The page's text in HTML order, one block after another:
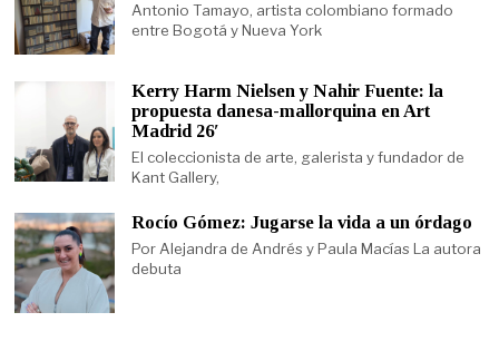
Antonio Tamayo, artista colombiano formado
entre Bogotá y Nueva York
Kerry Harm Nielsen y Nahir Fuente: la
propuesta danesa-mallorquina en Art
Madrid 26′
El coleccionista de arte, galerista y fundador de
Kant Gallery,
Rocío Gómez: Jugarse la vida a un órdago
Por Alejandra de Andrés y Paula Macías La autora
debuta